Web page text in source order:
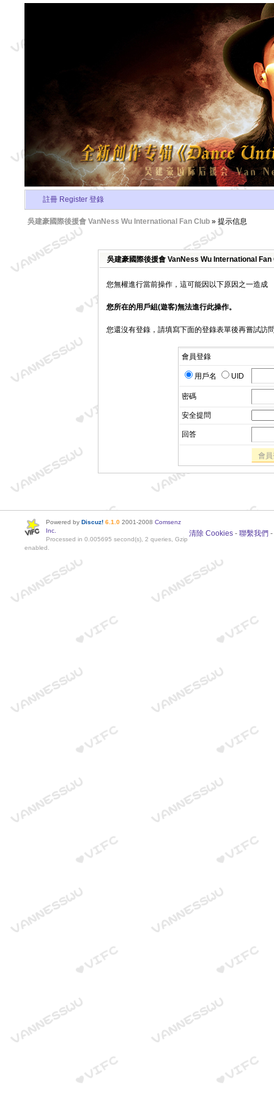
註冊 Register 登錄
吳建豪國際後援會 VanNess Wu International Fan Club » 提示信息
吳建豪國際後援會 VanNess Wu International Fan
您無權進行當前操作，這可能因以下原因之一造成
您所在的用戶組(遊客)無法進行此操作。
您還沒有登錄，請填寫下面的登錄表單後再嘗試訪
會員登錄
用戶名 UID
密碼
安全提問
回答
會
清除 Cookies - 聯繫我們 -
Powered by Discuz! 6.1.0 2001-2008 Comsenz
Inc.
Processed in 0.005695 second(s), 2 queries, Gzip
enabled.